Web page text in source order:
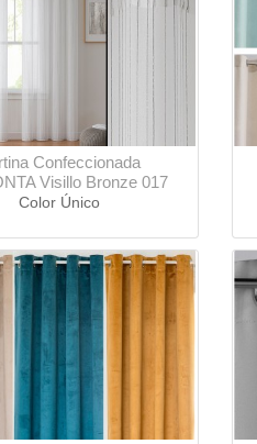
Confeccionada
Visillo Bronze 017
Color Único